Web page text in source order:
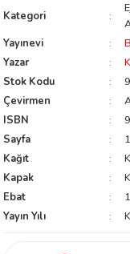
Kategori
Yayınevi
Yazar
Stok Kodu
Çevirmen
ISBN
Sayfa
Kağıt
Kapak
Ebat
Yayın Yılı